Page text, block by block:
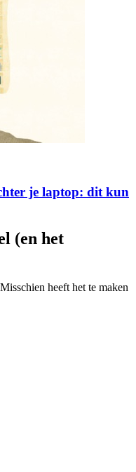
je laptop: dit kun
(en het
heeft het te maken